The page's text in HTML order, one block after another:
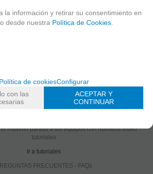
AÑADIR A
empieza a disfrutar de precios y servicios exclusivos
máximo partido a tus equipos con nuestros video
tutoriales
Ir a tutoriales
FRECUENTES - FAQs
la información y retirar su consentimiento en
desde nuestra Política de Cookies
Política de cookiesConfigurar
con las
ACEPTAR Y
CONTINUAR